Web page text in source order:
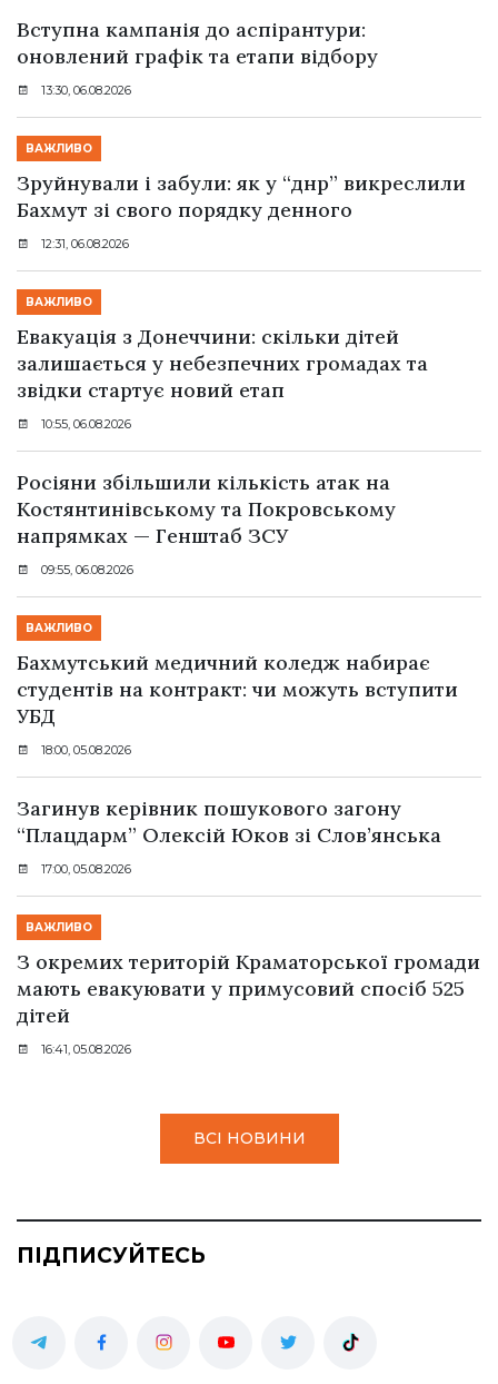
Вступна кампанія до аспірантури:
оновлений графік та етапи відбору
13:30, 06.08.2026
ВАЖЛИВО
Зруйнували і забули: як у “днр” викреслили
Бахмут зі свого порядку денного
12:31, 06.08.2026
ВАЖЛИВО
Евакуація з Донеччини: скільки дітей
залишається у небезпечних громадах та
звідки стартує новий етап
10:55, 06.08.2026
Росіяни збільшили кількість атак на
Костянтинівському та Покровському
напрямках — Генштаб ЗСУ
09:55, 06.08.2026
ВАЖЛИВО
Бахмутський медичний коледж набирає
студентів на контракт: чи можуть вступити
УБД
18:00, 05.08.2026
Загинув керівник пошукового загону
“Плацдарм” Олексій Юков зі Слов’янська
17:00, 05.08.2026
ВАЖЛИВО
З окремих територій Краматорської громади
мають евакуювати у примусовий спосіб 525
дітей
16:41, 05.08.2026
ВСІ НОВИНИ
ПІДПИСУЙТЕСЬ